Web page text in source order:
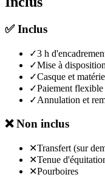
✅Inclus
✓3 h
✓Mise à
✓Casque et
✓Paiement flexible
✓Annulation et
❌Non inclus
✕Transfert (sur
✕Tenue
✕Pourboires